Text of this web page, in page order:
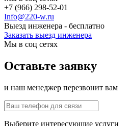
+7 (966) 298-52-01
Info@220-w.ru
Выезд инженера - бесплатно
Заказать выезд инженера
Мы в соц сетях
Оставьте заявку
и наш менеджер перезвонит вам
Выберите интересующие услуги